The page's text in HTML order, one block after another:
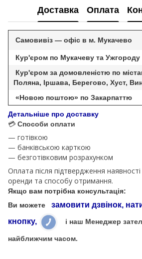
Доставка Оплата
Самовивіз — офіс в м. Мукачево
Кур'єром по Мукачеву та Ужгороду
Кур'єром за домовленістю по
Поляна, Іршава, Берегово, Хуст,
«Новою поштою» по Закарпаттю
Детальніше про доставку
💳 Способи оплати
— готівкою
— банківською карткою
— безготівковим розрахунком
Оплата після підтвердження
оренди та способу отримання.
Якщо вам потрібна консультація:
Ви можете
замовити дзвінок,
кнопку,
і наш Менеджер
найближчим часом.